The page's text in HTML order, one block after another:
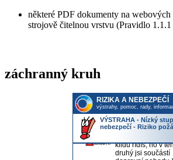
některé PDF dokumenty na webových
strojově čitelnou vrstvu (Pravidlo
záchranný kruh